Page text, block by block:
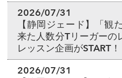
2026/07/31
【静岡ジェード】「観
来た人数分Tリーガーの
レッスン企画がSTART！
2026/07/31